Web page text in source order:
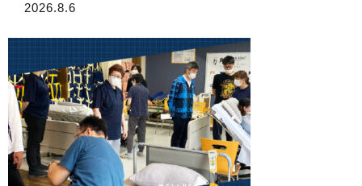
2026.8.6